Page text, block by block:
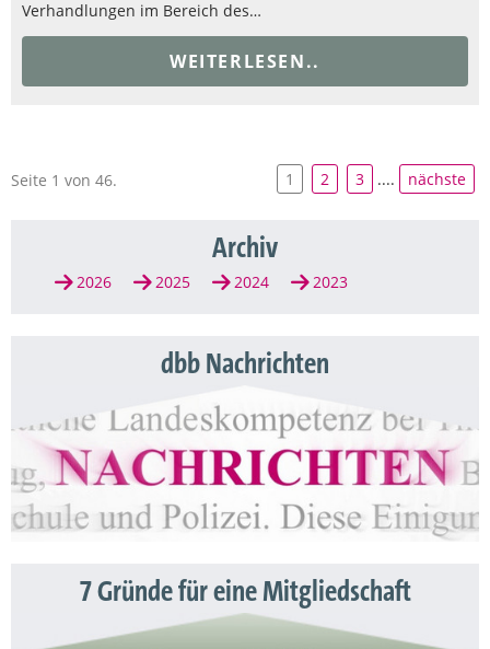
Verhandlungen im Bereich des…
WEITERLESEN..
Seite 1 von 46. 1 2 3 .... nächste
Archiv
2026 2025 2024 2023
dbb Nachrichten
7 Gründe für eine Mitgliedschaft